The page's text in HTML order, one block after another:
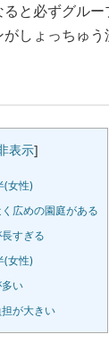
と必ずグル
しょっちゅ
表示]
(女性)
広めの園庭がある
すぎる
(女性)
い
が大きい